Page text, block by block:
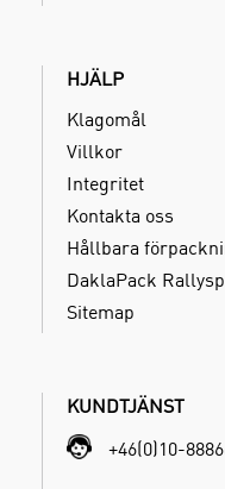
HJÄLP
Klagomål
Villkor
Integritet
Kontakta oss
Hållbara
DaklaPack
Sitemap
KUNDTJÄNST
+46(0)10-